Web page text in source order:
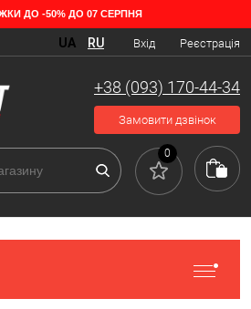
в магазині
світі вже другу сотню років — відколи
просто на своє задоволення. Для того,
комфортним та безпечним, розроблено
представлених у каталозі нашого
ДО -50% ДО 07 СЕРПНЯ
Вхід Реєстрація
UA RU
+38 (093) 170-44-34
Замовити дзвінок
0